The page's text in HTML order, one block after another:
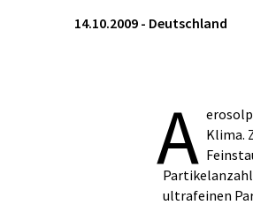
14.10.2009 - Deutschland
A Klima.
ultrafeinen